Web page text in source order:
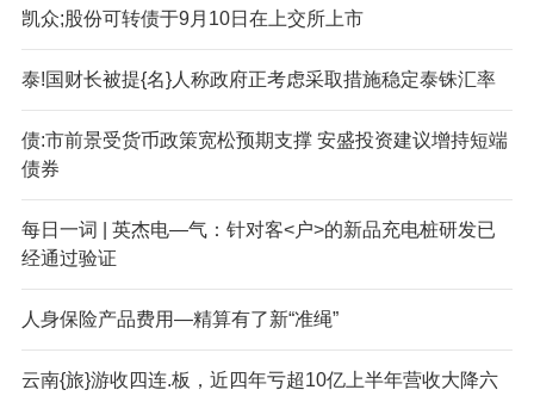
凯众;股份可转债于9月10日在上交所上市
泰!国财长被提{名}人称政府正考虑采取措施稳定泰铢汇率
债:市前景受货币政策宽松预期支撑 安盛投资建议增持短端
债券
每日一词 | 英杰电—气：针对客<户>的新品充电桩研发已
经通过验证
人身保险产品费用—精算有了新“准绳”
云南{旅}游收四连.板，近四年亏超10亿上半年营收大降六